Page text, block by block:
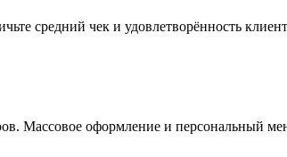
средний чек и удовлетворённость
Массовое оформление и персональный